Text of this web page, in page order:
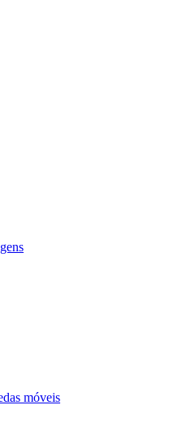
móveis